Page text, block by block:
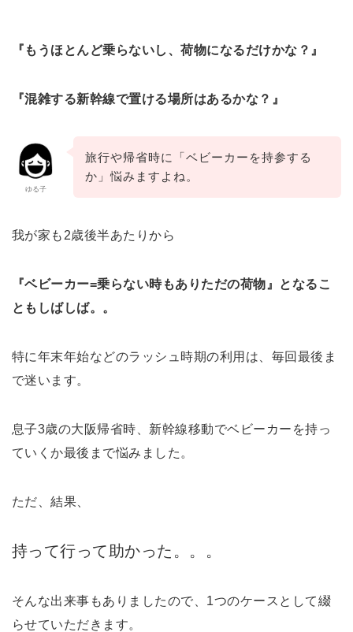
『もうほとんど乗らないし、荷物になるだけかな？』
『混雑する新幹線で置ける場所はあるかな？』
ゆる子
旅行や帰省時に「ベビーカーを持参する
か」悩みますよね。
我が家も2歳後半あたりから
『ベビーカー=乗らない時もありただの荷物』となるこ
ともしばしば。。
特に年末年始などのラッシュ時期の利用は、毎回最後ま
で迷います。
息子3歳の大阪帰省時、新幹線移動でベビーカーを持っ
ていくか最後まで悩みました。
ただ、結果、
持って行って助かった。。。
そんな出来事もありましたので、1つのケースとして綴
らせていただきます。